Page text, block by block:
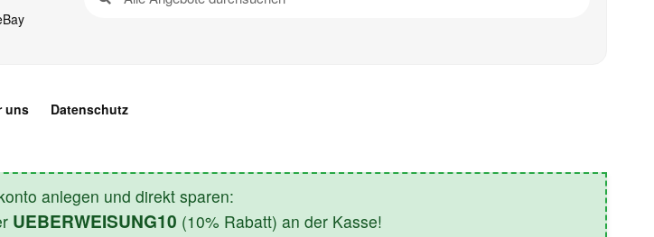
uns Datenschutz
anlegen und direkt sparen:
UEBERWEISUNG10 (10% Rabatt) an der Kasse!